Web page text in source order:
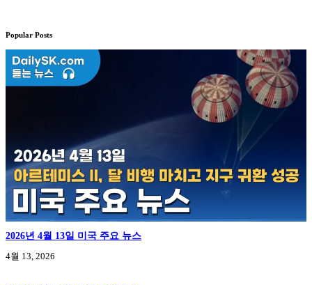
Popular Posts
2026년 4월 13일 미국 주요 뉴스
4월 13, 2026